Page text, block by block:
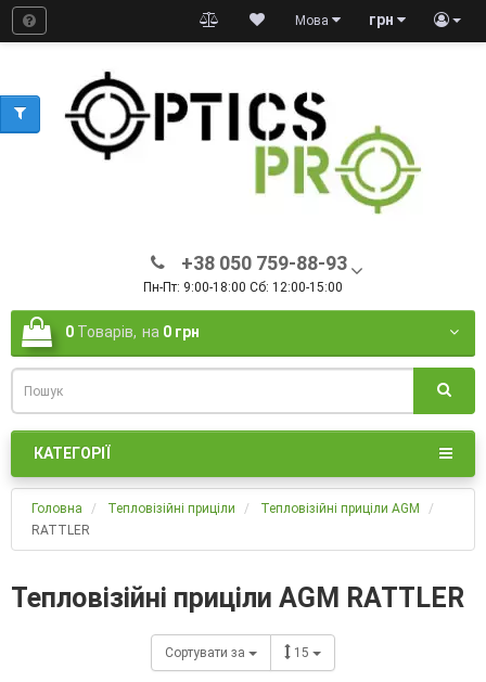
грн
Мова
+38 050 759-88-93
Пн-Пт: 9:00-18:00 Сб: 12:00-15:00
0 Товарів, на 0 грн
КАТЕГОРІЇ
Головна Тепловізійні приціли
Тепловізійні приціли AGM
RATTLER
Тепловізійні приціли AGM RATTLER
Сортувати за 15